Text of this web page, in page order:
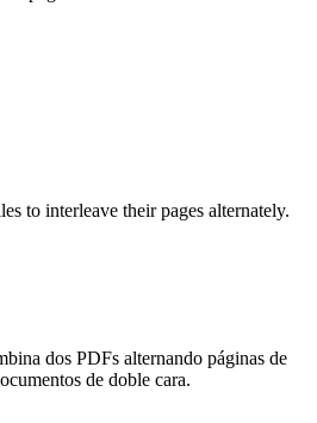
to interleave their pages alternately.
dos PDFs alternando páginas de
de doble cara.